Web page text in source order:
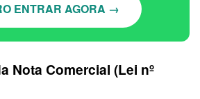
ENTRAR AGORA →
Nota Comercial (Lei nº